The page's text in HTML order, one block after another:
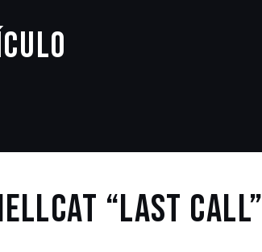
“LAST CALL”